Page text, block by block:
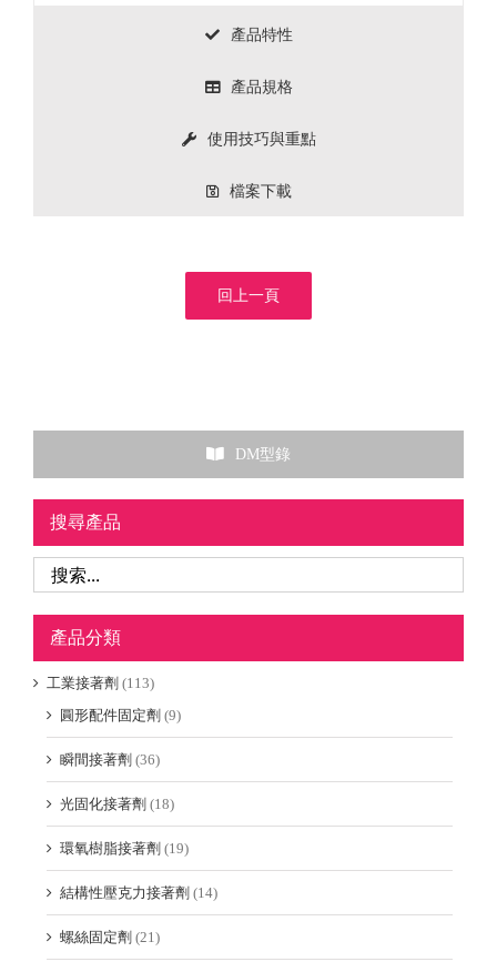
產品特性
產品規格
使用技巧與重點
檔案下載
回上一頁
DM型錄
搜尋產品
產品分類
工業接著劑 (113)
圓形配件固定劑 (9)
瞬間接著劑 (36)
光固化接著劑 (18)
環氧樹脂接著劑 (19)
結構性壓克力接著劑 (14)
螺絲固定劑 (21)